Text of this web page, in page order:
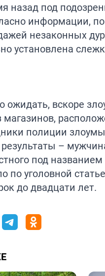
назад под
информации,
незаконных
установлена
ожидать, вскоре
магазинов,
полиции
–
под
по уголовной
до двадцати лет.